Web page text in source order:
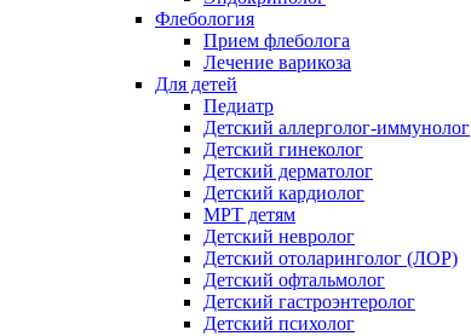
Флебология
Прием флеболога
Лечение варикоза
Для детей
Педиатр
Детский аллерголог-иммунолог
Детский гинеколог
Детский дерматолог
Детский кардиолог
МРТ детям
Детский невролог
Детский отоларинголог (ЛОР)
Детский офтальмолог
Детский гастроэнтеролог
Детский психолог